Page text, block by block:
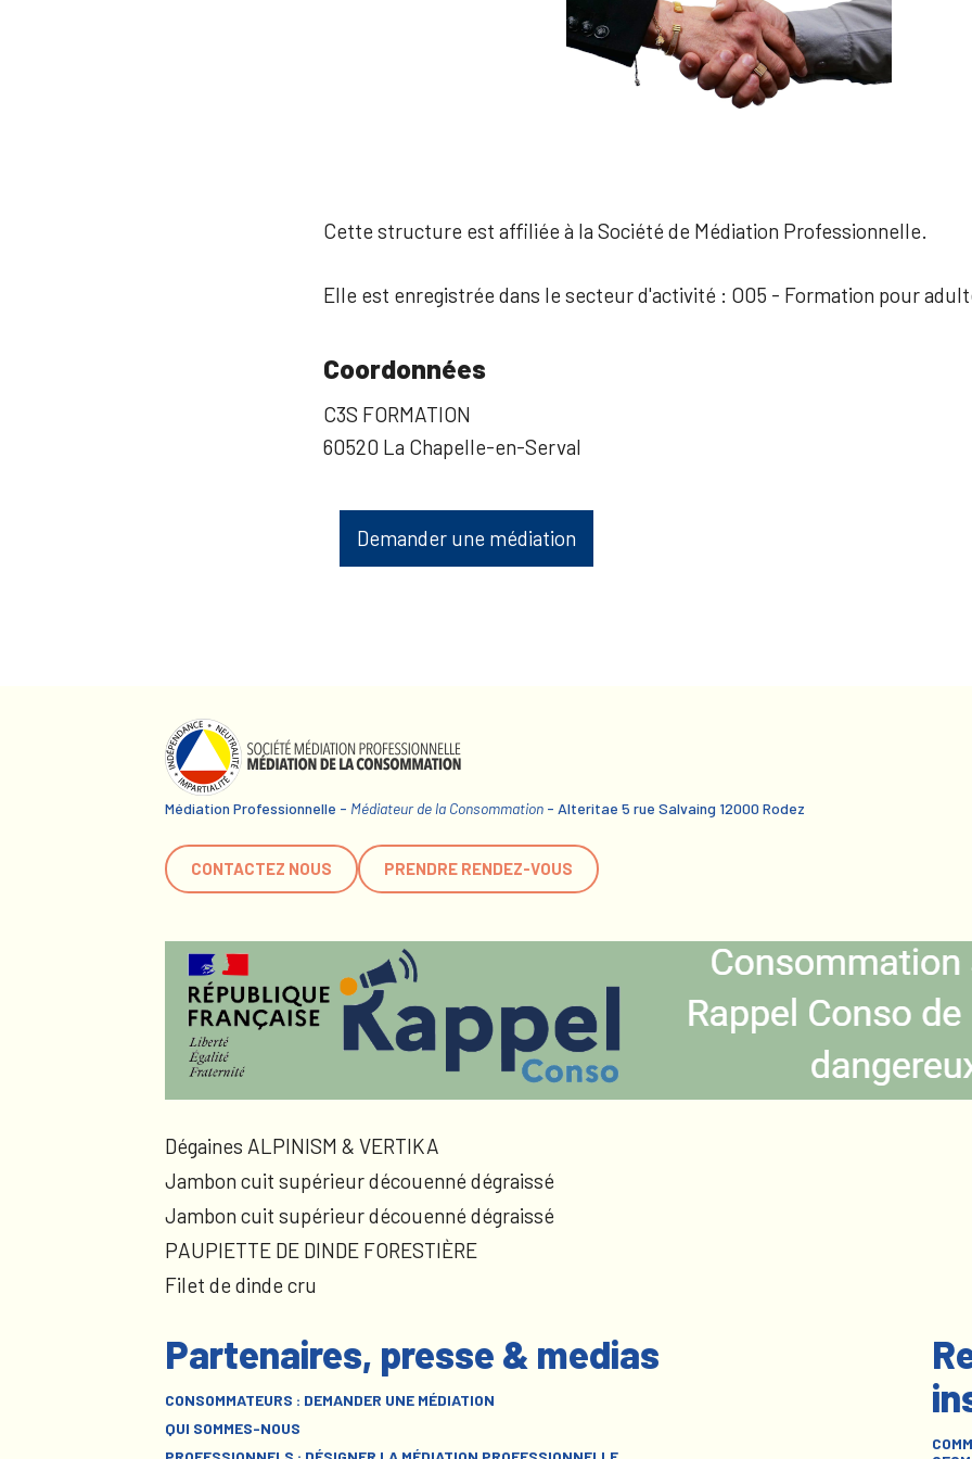
Cette structure est affiliée à la Société de Médiation Professionnelle.
Elle est enregistrée dans le secteur d'activité : O05 - Formation pour
Coordonnées
C3S FORMATION
60520 La Chapelle-en-Serval
Demander une médiation
Médiation Professionnelle - Médiateur de la Consommation - Alteritae 5 rue Salvaing 12000 Rodez
CONTACTEZ NOUS PRENDRE RENDEZ-VOUS
Dégaines ALPINISM & VERTIKA
Jambon cuit supérieur découenné dégraissé
Jambon cuit supérieur découenné dégraissé
PAUPIETTE DE DINDE FORESTIÈRE
Filet de dinde cru
Partenaires, presse & medias
CONSOMMATEURS : DEMANDER UNE MÉDIATION
QUI SOMMES-NOUS